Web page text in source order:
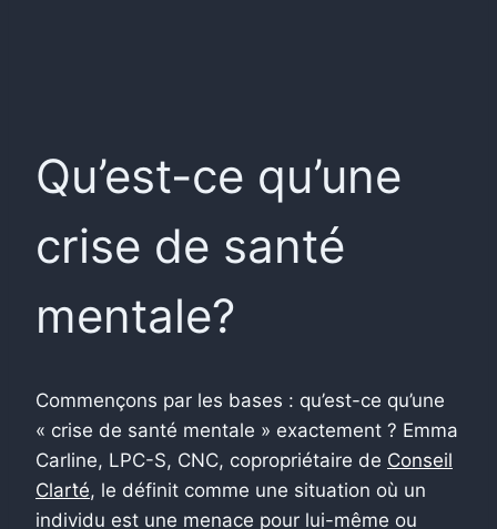
Qu’est-ce qu’une
crise de santé
mentale?
Commençons par les bases : qu’est-ce qu’une
« crise de santé mentale » exactement ? Emma
Carline, LPC-S, CNC, copropriétaire de Conseil
Clart͑é, le définit comme une situation où un
individu est une menace pour lui-même ou